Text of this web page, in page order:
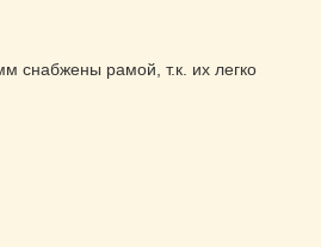
снабжены рамой, т.к. их легко